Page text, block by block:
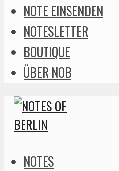
NOTE EINSENDEN
NOTESLETTER
BOUTIQUE
ÜBER NOB
NOTES